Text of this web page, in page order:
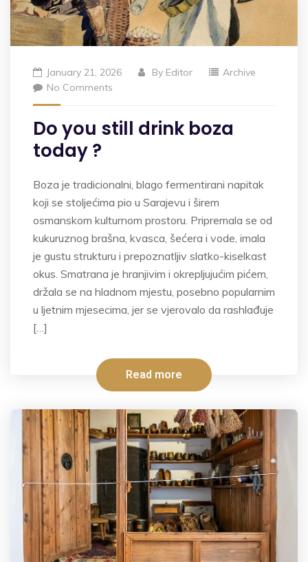
January 21, 2026 By Editor
Archive
No Comments
Do you still drink boza
today ?
Boza je tradicionalni, blago fermentirani napitak
koji se stoljećima pio u Sarajevu i širem
osmanskom kulturnom prostoru. Pripremala se od
kukuruznog brašna, kvasca, šećera i vode, imala
je gustu strukturu i prepoznatljiv slatko-kiselkast
okus. Smatrana je hranjivim i okrepljujućim pićem,
držala se na hladnom mjestu, posebno popularnim
u ljetnim mjesecima, jer se vjerovalo da rashlađuje
[…]
Read more